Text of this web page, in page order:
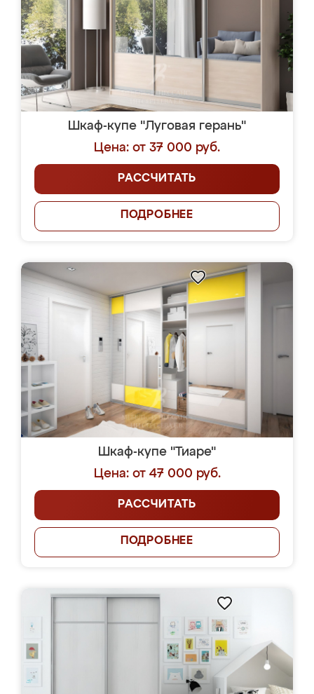
Шкаф-купе "Луговая герань"
Цена: от 37 000 руб.
РАССЧИТАТЬ
ПОДРОБНЕЕ
Шкаф-купе "Тиаре"
Цена: от 47 000 руб.
РАССЧИТАТЬ
ПОДРОБНЕЕ